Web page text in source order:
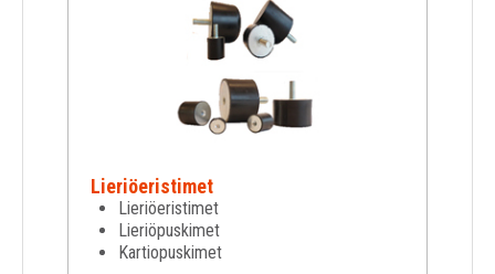
Lieriöeristimet
Lieriöeristimet
Lieriöpuskimet
Kartiopuskimet